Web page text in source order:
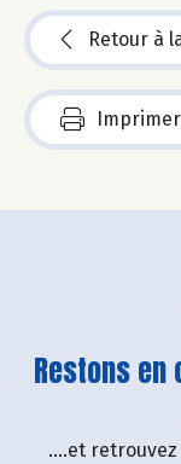
Retour à
Restons
....et